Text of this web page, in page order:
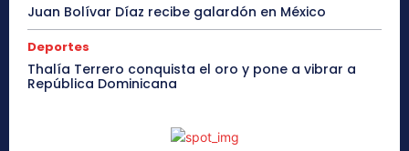
Juan Bolívar Díaz recibe galardón en México
Deportes
Thalía Terrero conquista el oro y pone a vibrar a
República Dominicana